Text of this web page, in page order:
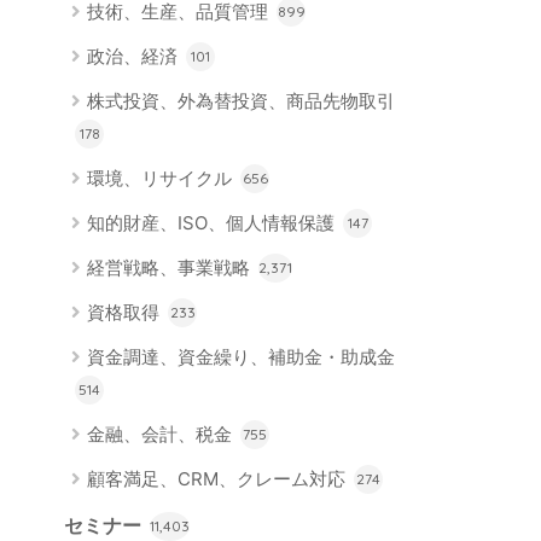
技術、生産、品質管理 899
政治、経済 101
株式投資、外為替投資、商品先物取引
178
環境、リサイクル 656
知的財産、ISO、個人情報保護 147
経営戦略、事業戦略 2,371
資格取得 233
資金調達、資金繰り、補助金・助成金
514
金融、会計、税金 755
顧客満足、CRM、クレーム対応 274
セミナー 11,403